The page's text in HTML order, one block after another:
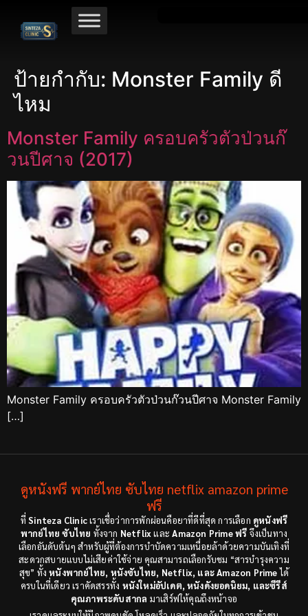
ป้ายกำกับ: Monster Family ดี
ไหม
Monster Family ครอบครัวตัวป่วนก๊
วนปีศาจ (2017)
Monster Family ครอบครัวตัวป่วนก๊วนปีศาจ Monster Family
[…]
ดูหนังฟรี พากย์ไทย ซับไทย netflix amazon prime
ฟรี
ที่Sinteza Clinicเราเชื่อว่าการพักผ่อนคือยาที่ดีที่สุด การเลือก ดูหนังฟรี
พากย์ไทย ซับไทย ทั้งจาก NetflixและAmazon Prime ฟรี จึงเป็นทาง
เลือกอันดับต้นๆ สำหรับผู้ที่ต้องการบำบัดความเหนื่อยล้าด้วยความบันเทิงที่
สะดวกสบายแบบไม่เสียค่าใช้จ่าย คุณสามารถเลือกรับชม “สารบำรุงความ
สุข” ทั้งหนังพากย์ไทย, หนังซับไทย, Netflix, และ Amazon Primeได้
ครบในที่เดียว เราคัดสรรทั้ง หนังใหม่อัปเดต, หนังดังยอดนิยม, และซีรีส์
คุณภาพระดับสากล มาเสิร์ฟให้คุณถึงหน้าจอ